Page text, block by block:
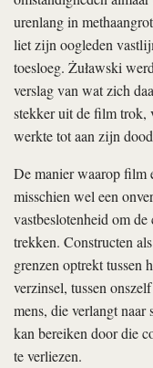
urenlang in
liet zijn oogleden
toesloeg. Żuławski
verslag van wat zich
stekker uit de film trok,
werkte tot aan zijn
De manier waarop film
misschien wel een
vastbeslotenheid om
trekken. Constructen
grenzen optrekt tussen
verzinsel, tussen
mens, die verlangt naar
kan bereiken door die
te verliezen.